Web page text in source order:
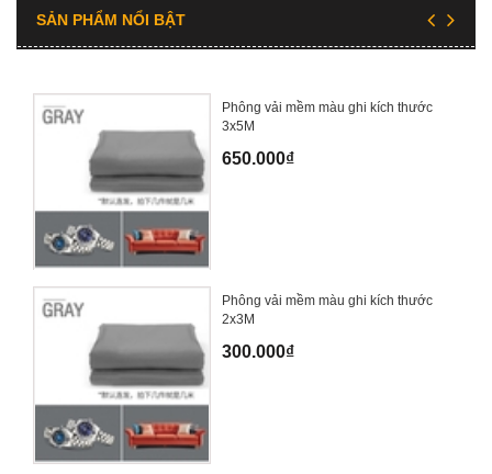
SẢN PHẨM NỔI BẬT
Phông vải mềm màu ghi kích thước
3x5M
650.000₫
Phông vải mềm màu ghi kích thước
2x3M
300.000₫